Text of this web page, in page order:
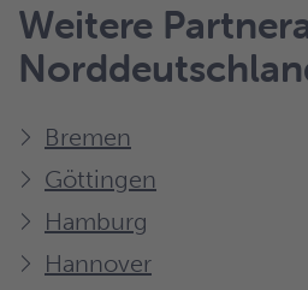
Weitere
Bremen
Göttingen
Hamburg
Hannover